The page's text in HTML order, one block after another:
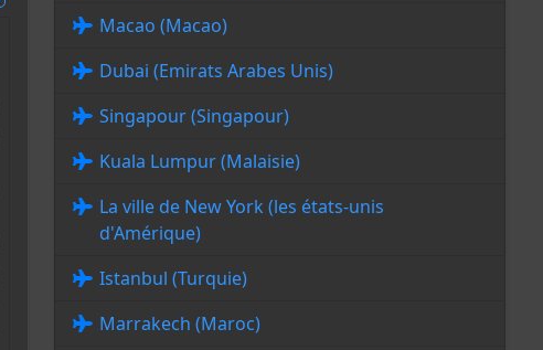
Macao (Macao)
Dubai (Emirats Arabes Unis)
Singapour (Singapour)
Kuala Lumpur (Malaisie)
La ville de New York (les états-unis
d'Amérique)
Istanbul (Turquie)
Marrakech (Maroc)